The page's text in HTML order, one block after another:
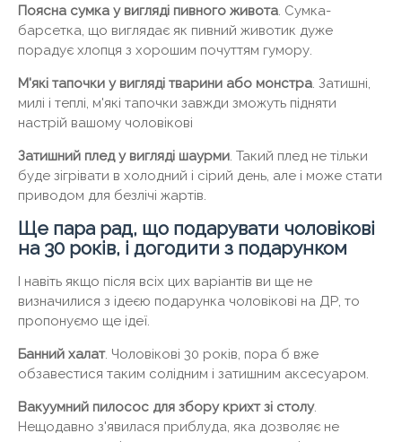
Поясна сумка у вигляді пивного живота. Сумка-
барсетка, що виглядає як пивний животик дуже
порадує хлопця з хорошим почуттям гумору.
М'які тапочки у вигляді тварини або монстра. Затишні,
милі і теплі, м'які тапочки завжди зможуть підняти
настрій вашому чоловікові
Затишний плед у вигляді шаурми. Такий плед не тільки
буде зігрівати в холодний і сірий день, але і може стати
приводом для безлічі жартів.
Ще пара рад, що подарувати чоловікові
на 30 років, і догодити з подарунком
І навіть якщо після всіх цих варіантів ви ще не
визначилися з ідеєю подарунка чоловікові на ДР, то
пропонуємо ще ідеї.
Банний халат. Чоловікові 30 років, пора б вже
обзавестися таким солідним і затишним аксесуаром.
Вакуумний пилосос для збору крихт зі столу.
Нещодавно з'явилася приблуда, яка дозволяє не